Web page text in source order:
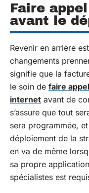
Faire
avant le
Revenir en arrière
changements
signifie que la
le soin de faire
internet avant de
s’assure que tout
sera programmée,
déploiement de la
en va de même
sa propre
spécialistes est